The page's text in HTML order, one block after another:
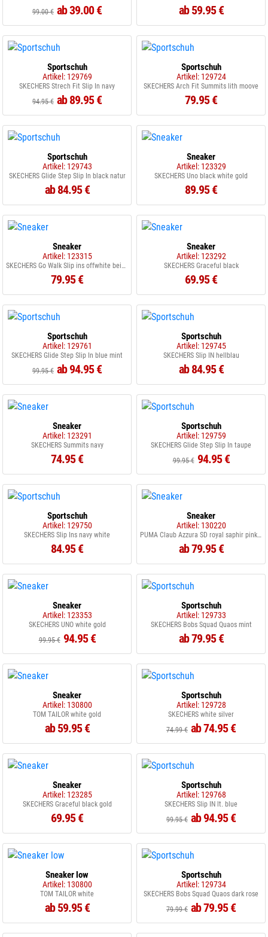
99.00 € ab 39.00 € ab 59.95 €
Sportschuh
Artikel: 129769
SKECHERS Strech Fit Slip In navy
94.95 € ab 89.95 €
Sportschuh
Artikel: 129724
SKECHERS Arch Fit Summits lith moove
79.95 €
Sportschuh
Artikel: 129743
SKECHERS Glide Step Slip In black natur
ab 84.95 €
Sneaker
Artikel: 123329
SKECHERS Uno black white gold
89.95 €
Sneaker
Artikel: 123315
SKECHERS Go Walk Slip ins offwhite beige
79.95 €
Sneaker
Artikel: 123292
SKECHERS Graceful black
69.95 €
Sportschuh
Artikel: 129761
SKECHERS Glide Step Slip In blue mint
99.95 € ab 94.95 €
Sportschuh
Artikel: 129745
SKECHERS Slip IN hellblau
ab 84.95 €
Sneaker
Artikel: 123291
SKECHERS Summits navy
74.95 €
Sportschuh
Artikel: 129759
SKECHERS Glide Step Slip In taupe
99.95 € 94.95 €
Sportschuh
Artikel: 129750
SKECHERS Slip Ins navy white
84.95 €
Sneaker
Artikel: 130220
PUMA Claub Azzura SD royal saphir pink shimmer
ab 79.95 €
Sneaker
Artikel: 123353
SKECHERS UNO white gold
99.95 € 94.95 €
Sportschuh
Artikel: 129733
SKECHERS Bobs Squad Quaos mint
ab 79.95 €
Sneaker
Artikel: 130800
TOM TAILOR white gold
ab 59.95 €
Sportschuh
Artikel: 129728
SKECHERS white silver
74.99 € ab 74.95 €
Sneaker
Artikel: 123285
SKECHERS Graceful black gold
69.95 €
Sportschuh
Artikel: 129768
SKECHERS Slip IN lt. blue
99.95 € ab 94.95 €
Sneaker low
Artikel: 130800
TOM TAILOR white
ab 59.95 €
Sportschuh
Artikel: 129734
SKECHERS Bobs Squad Quaos dark rose
79.99 € ab 79.95 €